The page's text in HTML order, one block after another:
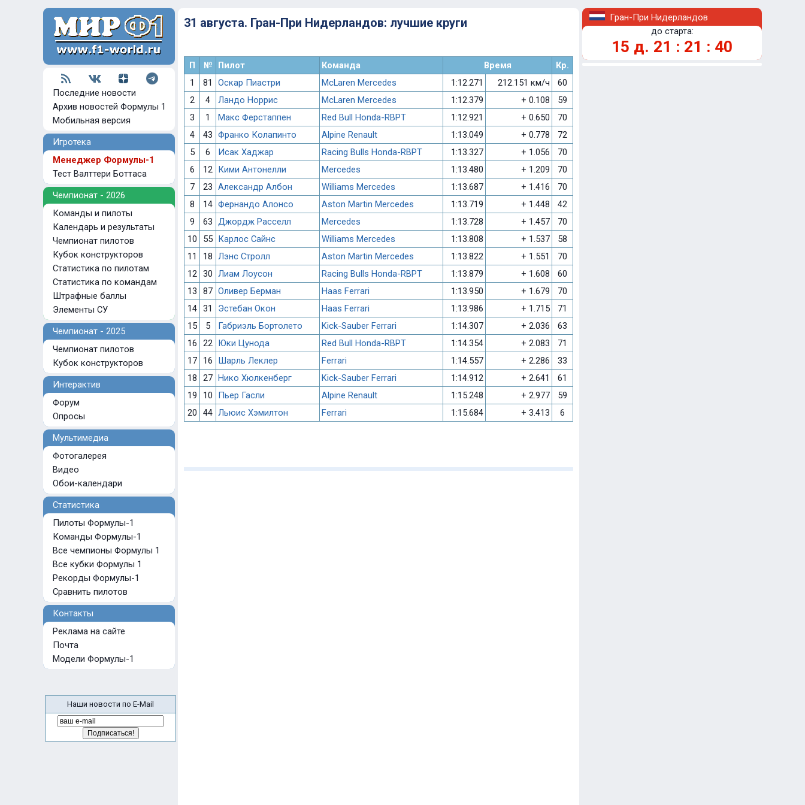
Последние новости
Архив новостей Формулы 1
Мобильная версия
Игротека
Менеджер Формулы-1
Тест Валттери Боттаса
Чемпионат - 2026
Команды и пилоты
Календарь и результаты
Чемпионат пилотов
Кубок конструкторов
Статистика по пилотам
Статистика по командам
Штрафные баллы
Элементы СУ
Чемпионат - 2025
Чемпионат пилотов
Кубок конструкторов
Интерактив
Форум
Опросы
Мультимедиа
Фотогалерея
Видео
Обои-календари
Статистика
Пилоты Формулы-1
Команды Формулы-1
Все чемпионы Формулы 1
Все кубки Формулы 1
Рекорды Формулы-1
Сравнить пилотов
Контакты
Реклама на сайте
Почта
Модели Формулы-1
Наши новости по E-Mail
31 августа. Гран-При Нидерландов: лучшие круги
П № Пилот Команда Время
Кр.
1
81 Оскар Пиастри McLaren Mercedes 1:12.271 212.151 км/ч
60
2
4 Ландо Норрис McLaren Mercedes 1:12.379 + 0.108
59
3
1 Макс Ферстаппен Red Bull Honda-RBPT 1:12.921 + 0.650
70
4
43 Франко Колапинто Alpine Renault 1:13.049 + 0.778
72
5
6 Исак Хаджар Racing Bulls Honda-RBPT 1:13.327 + 1.056
70
6
12 Кими Антонелли Mercedes 1:13.480 + 1.209
70
7
23 Александр Албон Williams Mercedes 1:13.687 + 1.416
70
8
14 Фернандо Алонсо Aston Martin Mercedes 1:13.719 + 1.448
42
9
63 Джордж Расселл Mercedes 1:13.728 + 1.457
70
10
55 Карлос Сайнс Williams Mercedes 1:13.808 + 1.537
58
11
18 Лэнс Стролл Aston Martin Mercedes 1:13.822 + 1.551
70
12 30 Лиам Лоусон Racing Bulls Honda-RBPT 1:13.879 + 1.608
60
13
87 Оливер Берман Haas Ferrari 1:13.950 + 1.679
70
14 31 Эстебан Окон Haas Ferrari 1:13.986 + 1.715
71
15
5 Габриэль Бортолето Kick-Sauber Ferrari 1:14.307 + 2.036
63
16
22 Юки Цунода Red Bull Honda-RBPT 1:14.354 + 2.083
71
17
16 Шарль Леклер Ferrari 1:14.557 + 2.286
33
18
27 Нико Хюлкенберг Kick-Sauber Ferrari 1:14.912 + 2.641
61
19
10 Пьер Гасли Alpine Renault 1:15.248 + 2.977
59
20
44 Льюис Хэмилтон Ferrari 1:15.684 + 3.413 6
Гран-При Нидерландов
до старта:
15 д. 21 : 21 : 40